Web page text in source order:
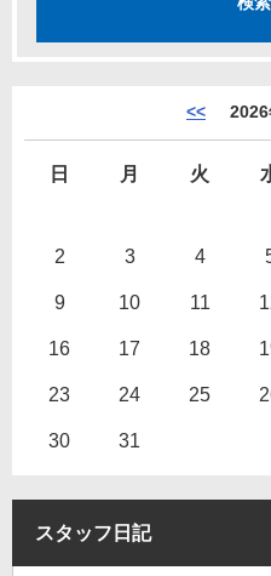
<< 2026
日 月 火
2 3 4
9 10 11
16 17 18
23 24 25
30 31
スタッフ日記